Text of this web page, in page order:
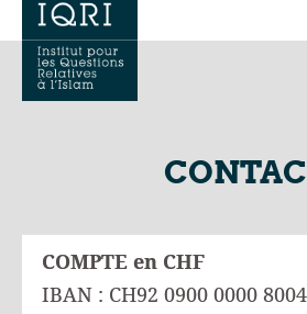
COMPTE en CHF
IBAN : CH92 0900 0000